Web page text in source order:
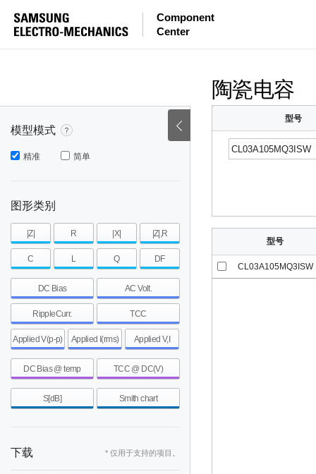
Component
Center
模型模式
精准 简单
图形类别
|Z| R |X| |Z|,R
C L Q DF
DC Bias AC Volt.
RippleCurr. TCC
Applied V(p-p) Applied I(rms) Applied V,I
DC Bias @ temp TCC @ DC(V)
S[dB] Smith chart
下载 * 仅用于支持的项目。
陶瓷电容
型号
~
~
~
型号
CL03A105MQ3ISW